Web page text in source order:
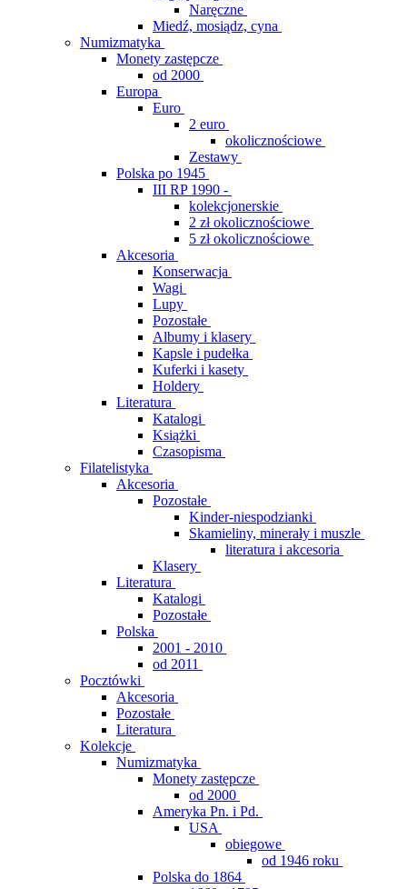
Naręczne
Miedź, mosiądz, cyna
Numizmatyka
Monety zastępcze
od 2000
Europa
Euro
2 euro
okolicznościowe
Zestawy
Polska po 1945
III RP 1990 -
kolekcjonerskie
2 zł okolicznościowe
5 zł okolicznościowe
Akcesoria
Konserwacja
Wagi
Lupy
Pozostałe
Albumy i klasery
Kapsle i pudełka
Kuferki i kasety
Holdery
Literatura
Katalogi
Książki
Czasopisma
Filatelistyka
Akcesoria
Pozostałe
Kinder-niespodzianki
Skamieliny, minerały i muszle
literatura i akcesoria
Klasery
Literatura
Katalogi
Pozostałe
Polska
2001 - 2010
od 2011
Pocztówki
Akcesoria
Pozostałe
Literatura
Kolekcje
Numizmatyka
Monety zastępcze
od 2000
Ameryka Pn. i Pd.
USA
obiegowe
od 1946 roku
Polska do 1864